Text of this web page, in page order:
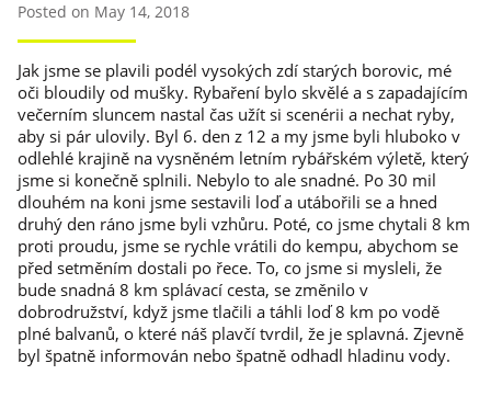
Posted on May 14, 2018
Jak jsme se plavili podél vysokých zdí starých borovic, mé
oči bloudily od mušky. Rybaření bylo skvělé a s zapadajícím
večerním sluncem nastal čas užít si scenérii a nechat ryby,
aby si pár ulovily. Byl 6. den z 12 a my jsme byli hluboko v
odlehlé krajině na vysněném letním rybářském výletě, který
jsme si konečně splnili. Nebylo to ale snadné. Po 30 mil
dlouhém na koni jsme sestavili loď a utábořili se a hned
druhý den ráno jsme byli vzhůru. Poté, co jsme chytali 8 km
proti proudu, jsme se rychle vrátili do kempu, abychom se
před setměním dostali po řece. To, co jsme si mysleli, že
bude snadná 8 km splávací cesta, se změnilo v
dobrodružství, když jsme tlačili a táhli loď 8 km po vodě
plné balvanů, o které náš plavčí tvrdil, že je splavná. Zjevně
byl špatně informován nebo špatně odhadl hladinu vody.